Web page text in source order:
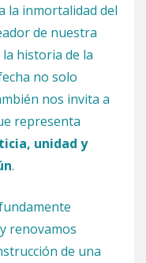
la inmortalidad del
de nuestra
historia de la
no solo
nos invita a
representa
unidad y
.
renovamos
de una